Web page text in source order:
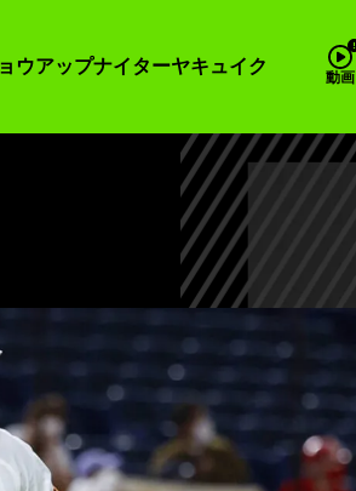
ウアップナイターヤキュイク
動画